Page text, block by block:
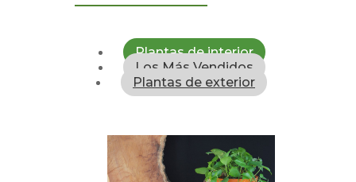
Plantas de interior
Los Más Vendidos
Plantas de exterior